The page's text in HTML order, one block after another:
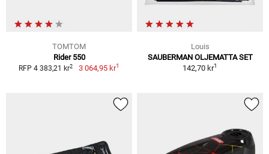
TOMTOM
Rider 550
RFP 4 383,21 kr2 3 064,95 kr1
Louis
SAUBERMAN OLJEMATTA SET
142,70 kr1